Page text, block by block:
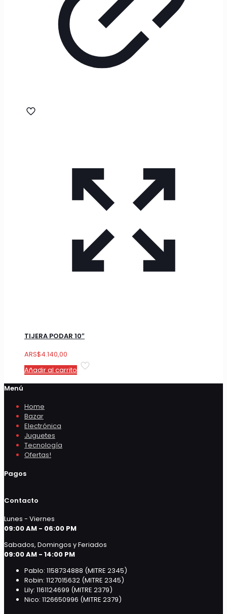
TIJERA PODAR 10″
ARS$4.140,00
Añadir al carrito
Menú
Home
Bazar
Electrónica
Juguetes
Tecnología
Ofertas!
Pagos
Contacto
Lunes - Viernes
09:00 AM - 06:00 PM
Sabados, Domingos y Feriados
09:00 AM - 14:00 PM
Pablo: 1158734888 (MITRE 2345)
Robin: 1127015632 (MITRE 2345)
Lily: 1161124699 (MITRE 2379)
Nico: 1126650996 (MITRE 2379)